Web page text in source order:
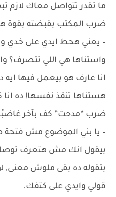
ما تقدر تتواصل معاك لازم
ضرب المكتب بقبضته بقوة
– يعني هحط ايدي على خدي
واستناها هي اللي
انا عارف هو بيعمل فيها
هستناها تنقذ نفسها! ده
ضرب “مدحت” كف بآخر
– يا بني الموضوع مش فتحة
بيقول انك مش هتعرف
بتقوله ده بقى ملوش معنى,
قولي وايدي على كتفك.